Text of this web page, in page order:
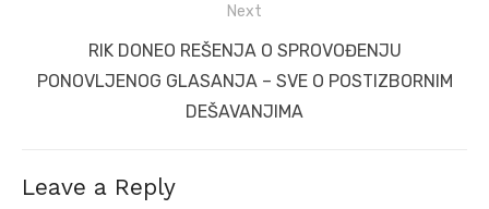
Next
post:
RIK DONEO REŠENJA O SPROVOĐENJU
PONOVLJENOG GLASANJA – SVE O POSTIZBORNIM
DEŠAVANJIMA
Leave a Reply